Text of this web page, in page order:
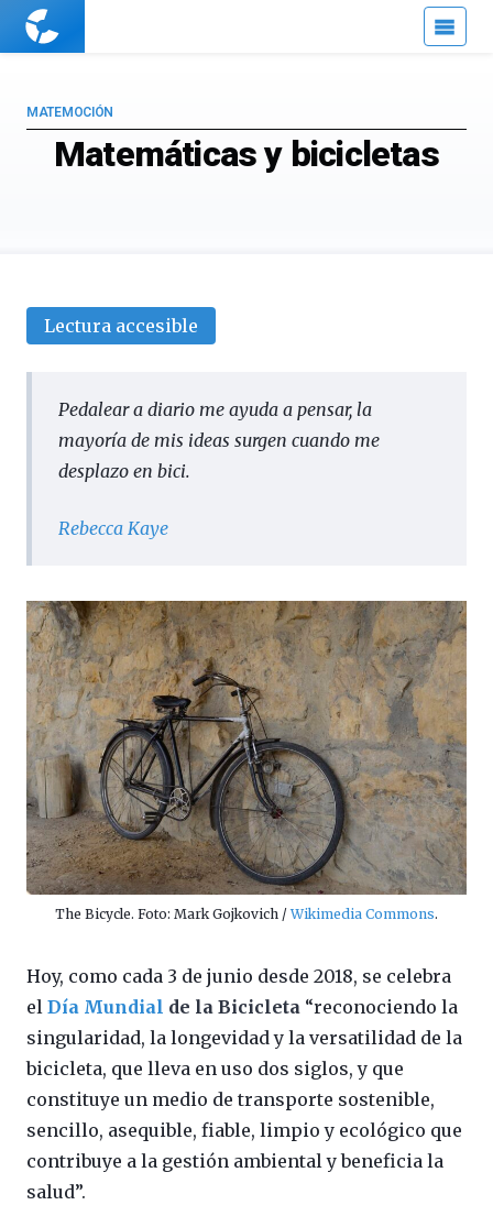
Cuaderno
Matemáticas y bicicletas
MATEMOCIÓN
Lectura accesible
Pedalear a diario me ayuda a pensar, la
mayoría de mis ideas surgen cuando me
desplazo en bici.
Rebecca Kaye
The Bicycle. Foto: Mark Gojkovich /Wikimedia Commons.
Hoy, como cada 3 de junio desde 2018, se celebra
el Día Mundial de la Bicicleta “reconociendo la
singularidad, la longevidad y la versatilidad de la
bicicleta, que lleva en uso dos siglos, y que
constituye un medio de transporte sostenible,
sencillo, asequible, fiable, limpio y ecológico que
contribuye a la gestión ambiental y beneficia la
salud”.